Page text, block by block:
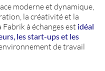
moderne et dynamique,
la créativité et la
à échanges est idéal
les start-ups et les
de travail